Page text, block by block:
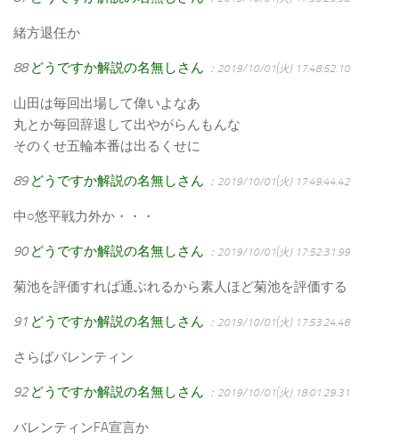
緒方退任か
88 どうですか解説の名無しさん ：2019/10/01(火) 17:48:52.10
山田は毎回出場して偉いよなあ
丸とか毎回辞退して出やがらんもんな
そのくせ五輪本番は出るくせに
89 どうですか解説の名無しさん ：2019/10/01(火) 17:49:44.42
中○悠平戦力外か・・・
90 どうですか解説の名無しさん ：2019/10/01(火) 17:52:31.99
菊池を評価すれば通ぶれるから素人ほど菊池を評価する
91 どうですか解説の名無しさん ：2019/10/01(火) 17:53:24.48
さらばバレンティン
92 どうですか解説の名無しさん ：2019/10/01(火) 18:01:29.31
バレンティンFA宣言か